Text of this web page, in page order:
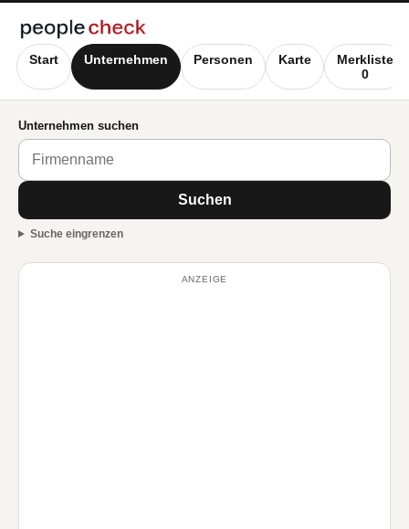
Start Unternehmen Personen Karte
Merkliste
0
Unternehmen suchen
Suchen
Suche eingrenzen
ANZEIGE